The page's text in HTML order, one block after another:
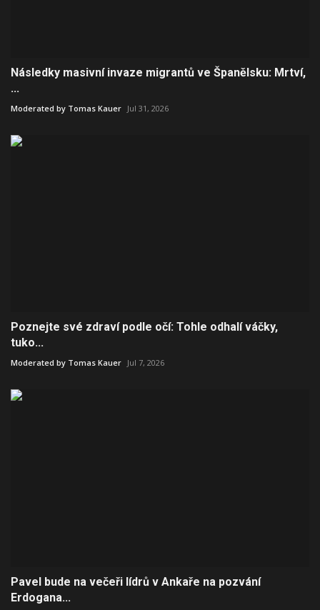
Následky masivní invaze migrantů ve Španělsku: Mrtví,
...
Moderated by Tomas Kauer Jul 31, 2026
Poznejte své zdraví podle očí: Tohle odhalí váčky,
tuko...
Moderated by Tomas Kauer Jul 7, 2026
Pavel bude na večeři lídrů v Ankaře na pozvání
Erdogana...